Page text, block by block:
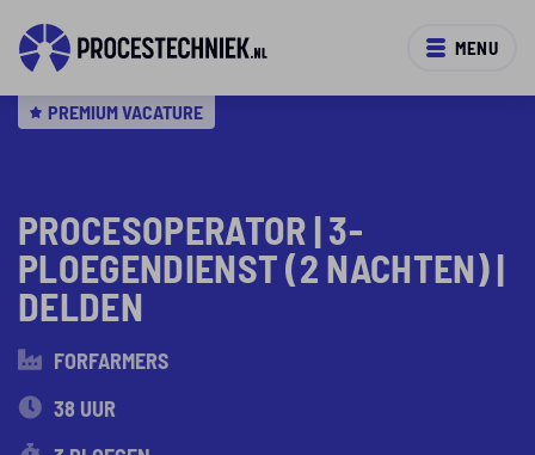
MENU
PROCESOPERATOR | 3-
PLOEGENDIENST (2 NACHTEN) |
DELDEN
PREMIUM VACATURE
FORFARMERS
38 UUR